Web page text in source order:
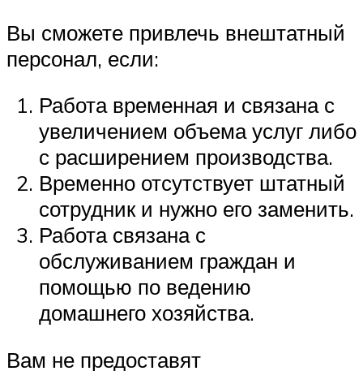
Вы сможете привлечь внештатный
персонал, если:
Работа временная и связана с
увеличением объема услуг либо
с расширением производства.
Временно отсутствует штатный
сотрудник и нужно его заменить.
Работа связана с
обслуживанием граждан и
помощью по ведению
домашнего хозяйства.
Вам не предоставят